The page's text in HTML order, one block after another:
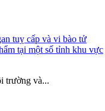
tuỵ cấp và vi bào tử
tại một số tỉnh khu vực
trường và...